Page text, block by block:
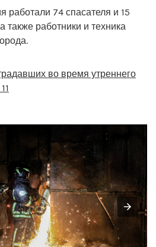
работали 74 спасателя и 15
также работники и техника
во время утреннего